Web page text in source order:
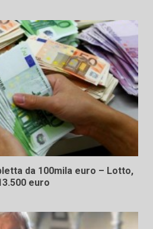
da 100mila euro – Lotto,
euro